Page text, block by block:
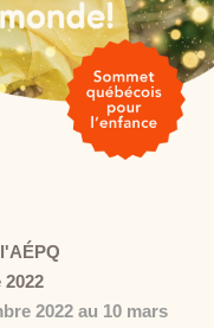
2022
2022 au 10 mars